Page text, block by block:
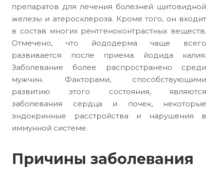
препаратов для лечения болезней щитовидной
железы и атеросклероза. Кроме того, он входит
в состав многих рентгеноконтрастных веществ.
Отмечено, что йододерма чаще всего
развивается после приема йодида калия.
Заболевание более распространено среди
мужчин. Факторами, способствующими
развитию этого состояния, являются
заболевания сердца и почек, некоторые
эндокринные расстройства и нарушения в
иммунной системе.
Причины заболевания